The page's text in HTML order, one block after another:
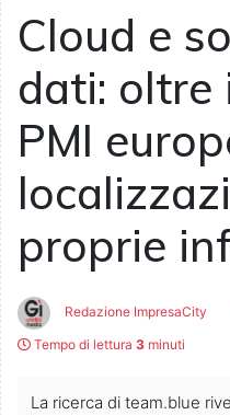
Cloud e
dati: oltre
PMI
proprie
Redazione ImpresaCity
Tempo di lettura 3 minuti
La ricerca di team.blue